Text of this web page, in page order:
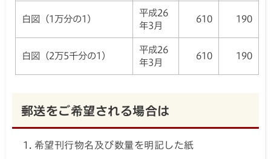
白図（1万分の1）
平成26
年3月
610 190
白図（2万5千分の1）
平成26
年3月
610 190
郵送をご希望される場合は
希望刊行物名及び数量を明記した紙